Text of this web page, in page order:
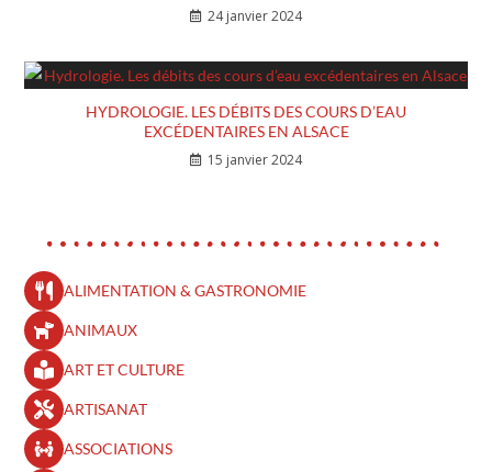
24 janvier 2024
HYDROLOGIE. LES DÉBITS DES COURS D’EAU
EXCÉDENTAIRES EN ALSACE
15 janvier 2024
ALIMENTATION & GASTRONOMIE
ANIMAUX
ART ET CULTURE
ARTISANAT
ASSOCIATIONS